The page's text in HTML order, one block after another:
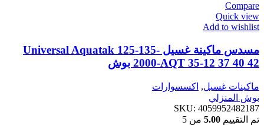
Compare
Quick view
Add to wishlist
مسدس ماكينة غسيل Universal Aquatak 125-135-
2000-AQT 35-12 37 40 42 بوش
ماكينات غسيل, اكسسوارات
بوش المنزلي
SKU: 4059952482187
تم التقييم 5.00 من 5